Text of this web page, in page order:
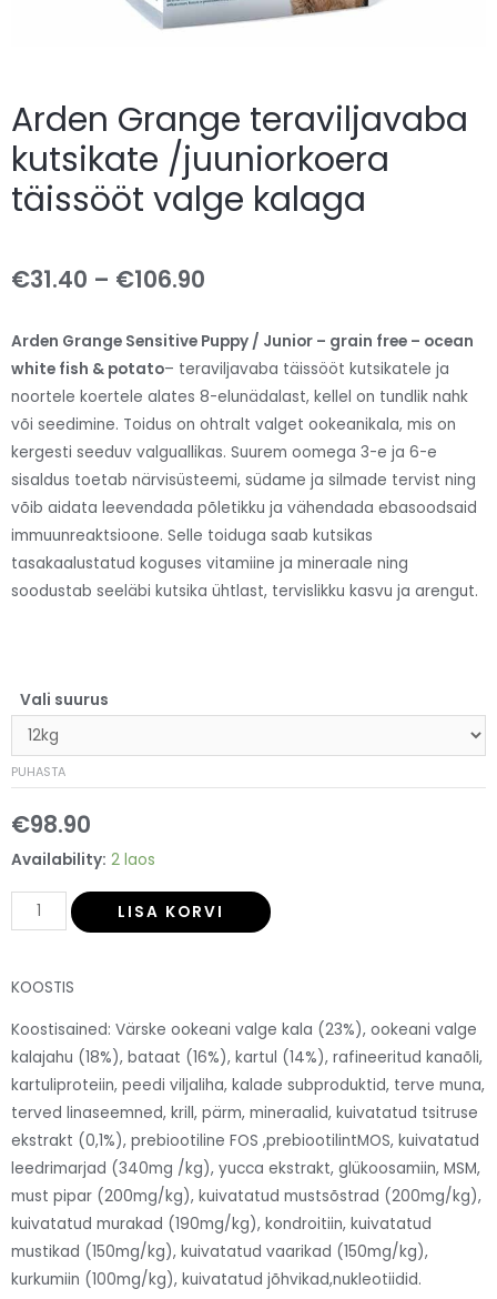
Arden Grange teraviljavaba
kutsikate /juuniorkoera
täissööt valge kalaga
€31.40 – €106.90
Arden Grange Sensitive Puppy / Junior – grain free – ocean
white fish & potato– teraviljavaba täissööt kutsikatele ja
noortele koertele alates 8-elunädalast, kellel on tundlik nahk
või seedimine. Toidus on ohtralt valget ookeanikala, mis on
kergesti seeduv valguallikas. Suurem oomega 3-e ja 6-e
sisaldus toetab närvisüsteemi, südame ja silmade tervist ning
võib aidata leevendada põletikku ja vähendada ebasoodsaid
immuunreaktsioone. Selle toiduga saab kutsikas
tasakaalustatud koguses vitamiine ja mineraale ning
soodustab seeläbi kutsika ühtlast, tervislikku kasvu ja arengut.
Vali suurus
PUHASTA
€98.90
Availability: 2 laos
LISA KORVI
KOOSTIS
Koostisained: Värske ookeani valge kala (23%), ookeani valge
kalajahu (18%), bataat (16%), kartul (14%), rafineeritud kanaõli,
kartuliproteiin, peedi viljaliha, kalade subproduktid, terve muna,
terved linaseemned, krill, pärm, mineraalid, kuivatatud tsitruse
ekstrakt (0,1%), prebiootiline FOS ,prebiootilintMOS, kuivatatud
leedrimarjad (340mg /kg), yucca ekstrakt, glükoosamiin, MSM,
must pipar (200mg/kg), kuivatatud mustsõstrad (200mg/kg),
kuivatatud murakad (190mg/kg), kondroitiin, kuivatatud
mustikad (150mg/kg), kuivatatud vaarikad (150mg/kg),
kurkumiin (100mg/kg), kuivatatud jõhvikad,nukleotiidid.